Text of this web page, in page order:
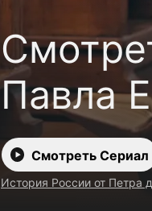
Павла
Смотреть Сериал
История России от Петра